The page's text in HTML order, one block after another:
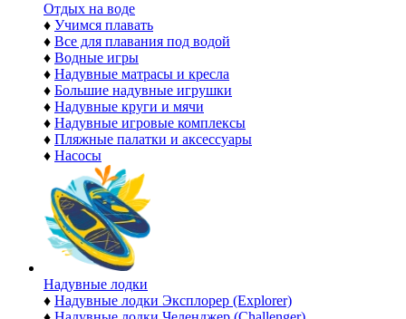
Отдых на воде
♦ Учимся плавать
♦ Все для плавания под водой
♦ Водные игры
♦ Надувные матрасы и кресла
♦ Большие надувные игрушки
♦ Надувные круги и мячи
♦ Надувные игровые комплексы
♦ Пляжные палатки и аксессуары
♦ Насосы
Надувные лодки
♦ Надувные лодки Эксплорер (Explorer)